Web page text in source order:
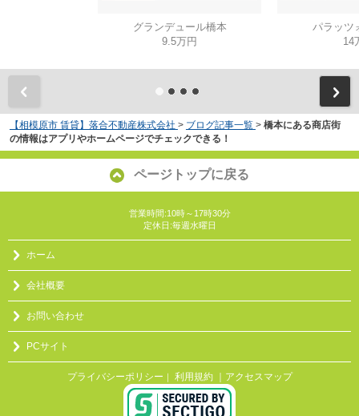
グランデュール橋本
9.5万円
パラッツ
14
【相模原市 賃貸】落合不動産株式会社 > ブログ記事一覧 > 橋本にある商店街
の情報はアプリやホームページでチェックできる！
ページトップに戻る
営業時間:10時～17時30分
定休日:毎週水曜日
ホーム
会社概要
お問い合わせ
PCサイト
プライバシーポリシー 利用規約 ｜アクセスマップ